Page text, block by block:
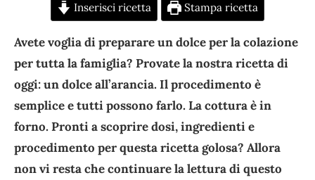
Inserisci ricetta Stampa ricetta
Avete voglia di preparare un dolce per la colazione
per tutta la famiglia? Provate la nostra ricetta di
oggi: un dolce all’arancia. Il procedimento è
semplice e tutti possono farlo. La cottura è in
forno. Pronti a scoprire dosi, ingredienti e
procedimento per questa ricetta golosa? Allora
non vi resta che continuare la lettura di questo